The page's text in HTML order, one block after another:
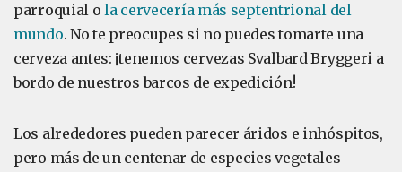
parroquial ola cervecería más septentrional del
mundo. No te preocupes si no puedes tomarte una
cerveza antes: ¡tenemos cervezas Svalbard Bryggeri a
bordo de nuestros barcos de expedición!
Los alrededores pueden parecer áridos e inhóspitos,
pero más de un centenar de especies vegetales